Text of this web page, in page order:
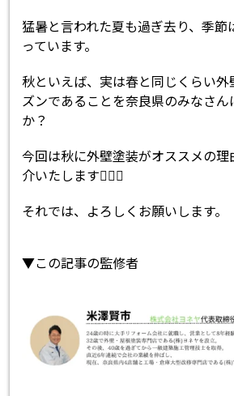
猛暑と言われた夏も過ぎ去り、季節
っています。
秋といえば、実は春と同じくらい外
ズンであることを奈良県のみなさ
か？
今回は秋に外壁塗装がオススメの
介いたします💁🏻‍♀️
それでは、よろしくお願いします。
▼この記事の監修者